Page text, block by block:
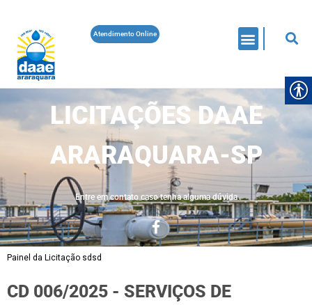
Atendimento Online
LICITAÇÕES DAAE
ARARAQUARA-SP
Entre em contato caso tenha alguma dúvida
Painel da Licitação sdsd
CD 006/2025 - SERVIÇOS DE